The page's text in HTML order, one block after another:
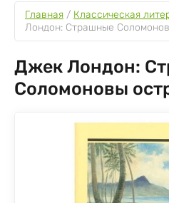
Главная / Классическая
Лондон: Страшные
Джек Лондон:
Соломоновы